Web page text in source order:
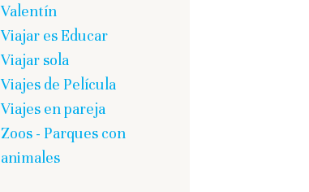
Valentín
Viajar es Educar
Viajar sola
Viajes de Película
Viajes en pareja
Zoos - Parques con
animales